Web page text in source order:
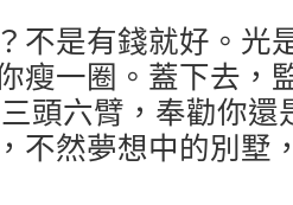
不是有錢就好。光
瘦一圈。蓋下去，
頭六臂，奉勸你還
不然夢想中的別墅